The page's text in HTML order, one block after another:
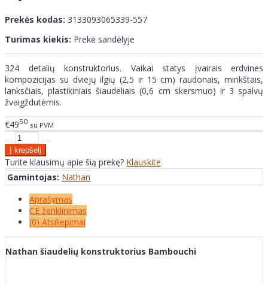
Prekės kodas: 3133093065339-557
Turimas kiekis: Prekė sandėlyje
324 detalių konstruktorius. Vaikai statys įvairais erdvines
kompozicijas su dviejų ilgių (2,5 ir 15 cm) raudonais, minkštais,
lanksčiais, plastikiniais šiaudeliais (0,6 cm skersmuo) ir 3 spalvų
žvaigždutėmis.
€4950 su PVM
Turite klausimų apie šią prekę? Klauskite
Gamintojas: Nathan
Aprašymas
CE ženklinimas
(0) Atsiliepimai
Nathan šiaudelių konstruktorius Bambouchi